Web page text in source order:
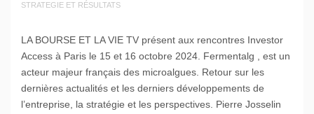
STRATEGIE ET RÉSULTATS
LA BOURSE ET LA VIE TV présent aux rencontres Investor
Access à Paris le 15 et 16 octobre 2024. Fermentalg , est un
acteur majeur français des microalgues. Retour sur les
dernières actualités et les derniers développements de
l’entreprise, la stratégie et les perspectives. Pierre Josselin